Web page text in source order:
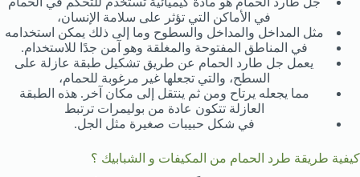
في الأماكن التي تؤثر على سلامة الإنسان،
مثل المداخل والمداخل والسطوح وما إلى ذلك يمكن استخدامه
في المناطق المفتوحة والمغلقة وهو آمن جدًا للاستخدام.
يعمل جل طارد الحمام عن طريق تشكيل طبقة عازلة على
السطح، والتي تجعلها غير مرغوبة للحمام،
مما يجعله يرتاح ومن ثم ينتقل إلى مكان آخر. هذه الطبقة
العازلة تتكون عادة من بوليمرات ترتبط
في شكل حبيبات صغيرة مثل الجل.
كيفية طريقة طرد الحمام من المكيفات و الشبابيك ؟